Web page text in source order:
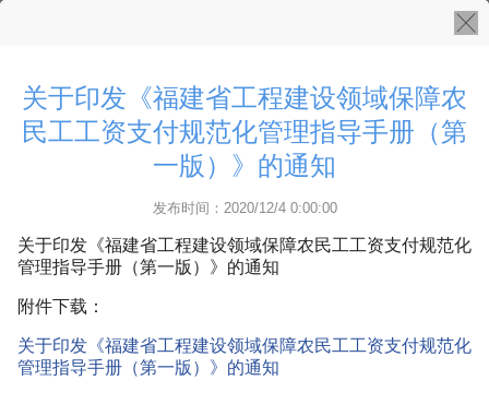
关于印发《福建省工程建设领域保障农
民工工资支付规范化管理指导手册（第
一版）》的通知
发布时间：2020/12/4 0:00:00
关于印发《福建省工程建设领域保障农民工工资支付规范化
管理指导手册（第一版）》的通知
附件下载：
关于印发《福建省工程建设领域保障农民工工资支付规范化
管理指导手册（第一版）》的通知